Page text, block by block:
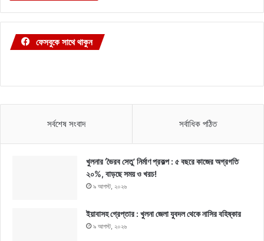
ফেসবুকে সাথে থাকুন
সর্বশেষ সংবাদ সর্বাধিক পঠিত
খুলনার ‘ভৈরব সেতু’ নির্মাণ প্রকল্প : ৫ বছরে কাজের অগ্রগতি
২০%, বাড়ছে সময় ও খরচ!
৯ আগস্ট, ২০২৬
ইয়াবাসহ গ্রেপ্তার : খুলনা জেলা যুবদল থেকে নাসির বহিষ্কার
৯ আগস্ট, ২০২৬